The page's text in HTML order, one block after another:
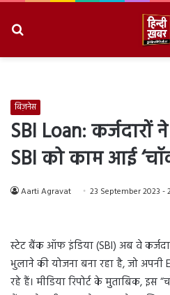
बिज़नेस
SBI Loan:
SBI को काम आई
Aarti Agravat 23 September 2023 -
स्टेट बैंक ऑफ इंडिया (SBI) अब वे
भुलाने की योजना बना रहा है, जो
रहे हैं। मीडिया रिपोर्ट के मुताबिक, इस